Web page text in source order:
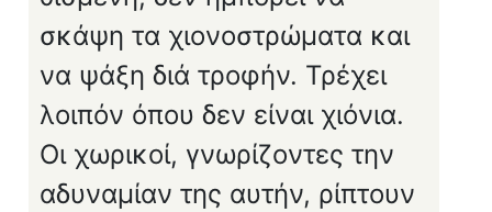
σκάψη τα χιονοστρώματα και
να ψάξη διά τροφήν. Τρέχει
λοιπόν όπου δεν είναι χιόνια.
Οι χωρικοί, γνωρίζοντες την
αδυναμίαν της αυτήν, ρίπτουν